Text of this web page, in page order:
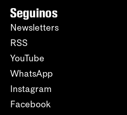
Seguinos
Newsletters
RSS
YouTube
WhatsApp
Instagram
Facebook